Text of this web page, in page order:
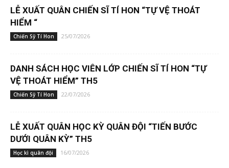
LỄ XUẤT QUÂN CHIẾN SĨ TÍ HON “TỰ VỆ THOÁT
HIỂM “
Chiến Sỹ Tí Hon 25/07/2026
DANH SÁCH HỌC VIÊN LỚP CHIẾN SĨ TÍ HON “TỰ
VỆ THOÁT HIỂM” TH5
Chiến Sỹ Tí Hon 22/07/2026
LỄ XUẤT QUÂN HỌC KỲ QUÂN ĐỘI “TIẾN BƯỚC
DƯỚI QUÂN KỲ” TH5
Học kì quân đội 16/07/2026